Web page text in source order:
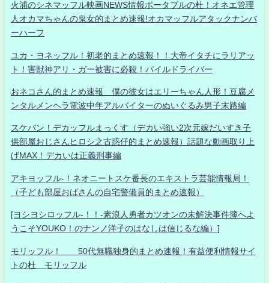
火浦のシネマッフル映画NEWS情報ポータブルの杜！オネエ管理
人オカマちゃんの鬼女的まとめ速報!オカマッフルアタックナンバ
ーハーフ
ユカ・ヨネッフル！初老的まとめ速報！！大帝イタチにラリアッ
ト！害獣神アリ・ガー被害に必殺！パイルドライバー
おネコさん的まとめ速報 僕の彼女はエリーちゃん人形！豆腐メ
ンタルメンヘラ電波中年アルバイターのぬいぐるみ男子末路編
スケバン！デカッフルまっくす（デカい強い2次元嫁だいすき子
供部屋おじさんヒロシ之古惑仔的まとめ速報）話題な動画取り上
げMAX！デカいは正義刑事編
アキヨッフル-！ネオニートスケ番長のエキストラ芸能情報局！
（子ども部屋おばさんの自宅警備員的まとめ速報）
[ヨシヨシロッフル-！！-素浪人勇者カツオンの未解決事件簿へよ
うこそYOUKO！のナンノ洋子のはなしは信じるな編）]
モリッフル！ 50代無職独身的まとめ速報！有益便利情報サイ
トの杜 モリッフル